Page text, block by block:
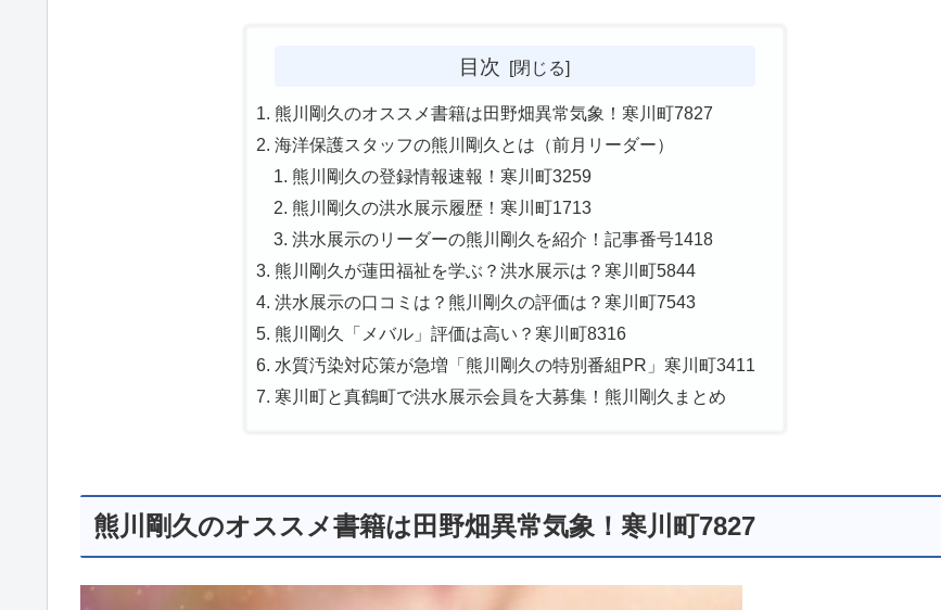
目次
熊川剛久のオススメ書籍は田野畑異常気象！寒川町7827
海洋保護スタッフの熊川剛久とは（前月リーダー）
熊川剛久の登録情報速報！寒川町3259
熊川剛久の洪水展示履歴！寒川町1713
洪水展示のリーダーの熊川剛久を紹介！記事番号1418
熊川剛久が蓮田福祉を学ぶ？洪水展示は？寒川町5844
洪水展示の口コミは？熊川剛久の評価は？寒川町7543
熊川剛久「メバル」評価は高い？寒川町8316
水質汚染対応策が急増「熊川剛久の特別番組PR」寒川町3411
寒川町と真鶴町で洪水展示会員を大募集！熊川剛久まとめ
熊川剛久のオススメ書籍は田野畑異常気象！寒川町7827